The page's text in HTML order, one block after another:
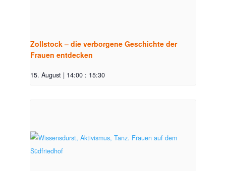
Zollstock – die verborgene Geschichte der
Frauen entdecken
15. August | 14:00 : 15:30